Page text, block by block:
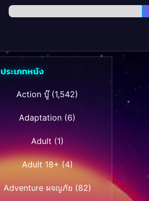
ประเภทหนัง
Action บู๊(1,542)
Adaptation (6)
Adult(1)
Adult 18+(4)
Adventure ผจญภัย (82)